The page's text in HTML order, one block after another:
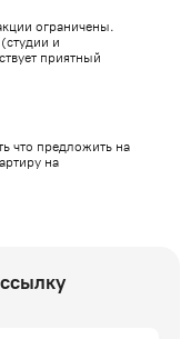
ограничены.
и
приятный
что предложить на
на